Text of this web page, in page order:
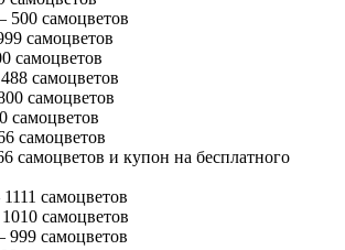
500 самоцветов
самоцветов
самоцветов
самоцветов
самоцветов
самоцветов
самоцветов
самоцветов и купон на бесплатного
самоцветов
самоцветов
самоцветов